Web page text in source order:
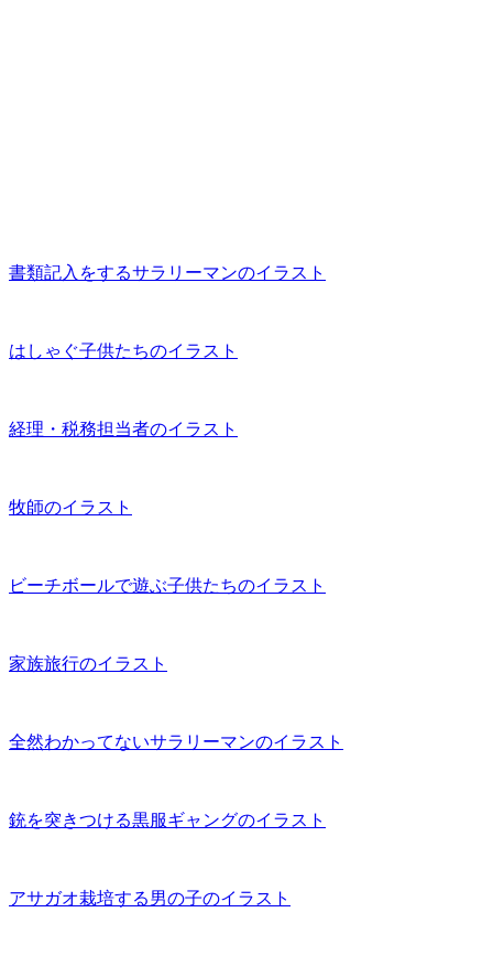
書類記入をするサラリーマンのイラスト
はしゃぐ子供たちのイラスト
経理・税務担当者のイラスト
牧師のイラスト
ビーチボールで遊ぶ子供たちのイラスト
家族旅行のイラスト
全然わかってないサラリーマンのイラスト
銃を突きつける黒服ギャングのイラスト
アサガオ栽培する男の子のイラスト